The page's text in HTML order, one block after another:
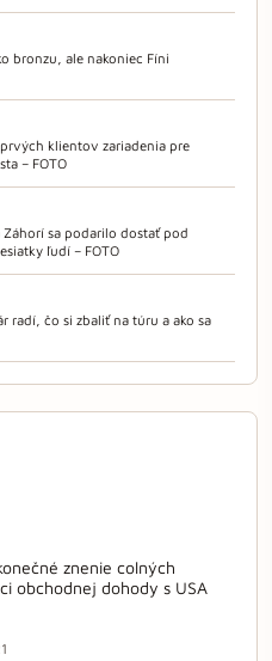
bronzu, ale nakoniec Fíni
klientov zariadenia pre
– FOTO
sa podarilo dostať pod
ľudí – FOTO
radí, čo si zbaliť na túru a ako sa
znenie colných
obchodnej dohody s USA